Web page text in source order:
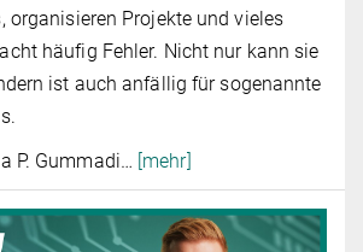
organisieren Projekte und vieles
häufig Fehler. Nicht nur kann sie
ist auch anfällig für sogenannte
P. Gummadi… [mehr]